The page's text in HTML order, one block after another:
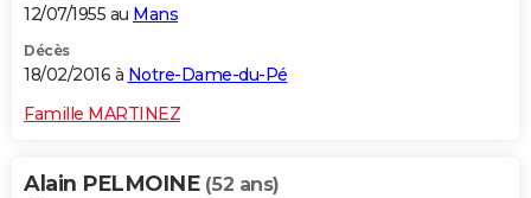
12/07/1955 au Mans
Décès
18/02/2016 à Notre-Dame-du-Pé
Famille MARTINEZ
Alain PELMOINE (52 ans)